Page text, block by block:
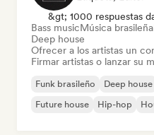
&gt; 1000 respuestas
Bass musicMúsica brasileña
Deep house
Ofrecer a los artistas un
Firmar artistas o lanzar su
Funk brasileño Deep house
Future house
Hip-hop